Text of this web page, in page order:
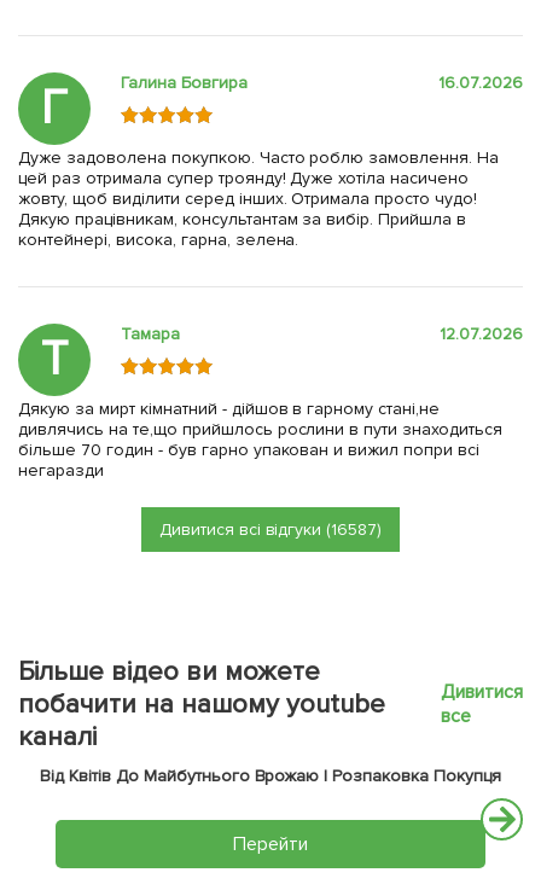
Г Галина Бовгира 16.07.2026
Дуже задоволена покупкою. Часто роблю замовлення. На
цей раз отримала супер троянду! Дуже хотіла насичено
жовту, щоб виділити серед інших. Отримала просто чудо!
Дякую працівникам, консультантам за вибір. Прийшла в
контейнері, висока, гарна, зелена.
Т Тамара 12.07.2026
Дякую за мирт кімнатний - дійшов в гарному стані,не
дивлячись на те,що прийшлось рослини в пути знаходиться
більше 70 годин - був гарно упакован и вижил попри всі
негаразди
Дивитися всі відгуки (16587)
Більше відео ви можете
побачити на нашому youtube
каналі
Дивитися
все
Від Квітів До Майбутнього Врожаю | Розпаковка Покупця
Перейти